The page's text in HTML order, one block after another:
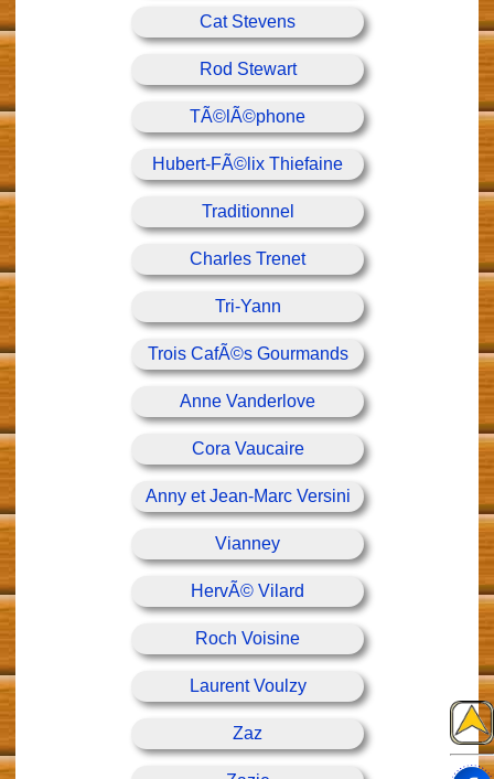
Cat Stevens
Rod Stewart
TÃ©lÃ©phone
Hubert-FÃ©lix Thiefaine
Traditionnel
Charles Trenet
Tri-Yann
Trois CafÃ©s Gourmands
Anne Vanderlove
Cora Vaucaire
Anny et Jean-Marc Versini
Vianney
HervÃ© Vilard
Roch Voisine
Laurent Voulzy
Zaz